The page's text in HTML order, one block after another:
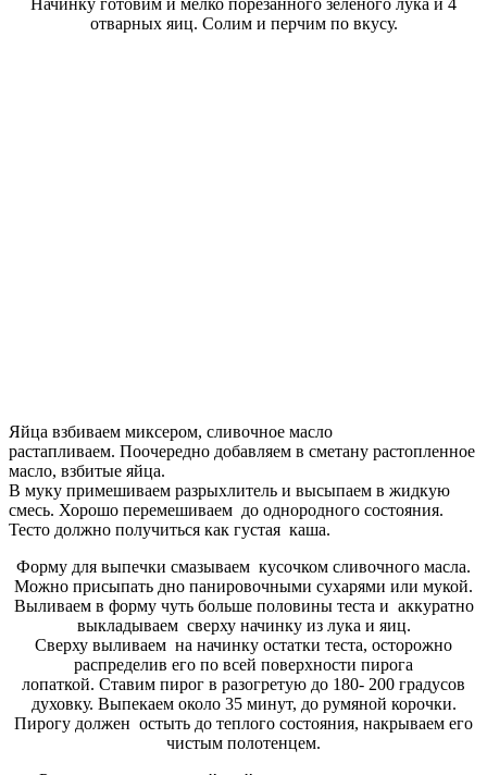
Начинку готовим и мелко порезанного зеленого лука и 4
отварных яиц. Солим и перчим по вкусу.
Яйца взбиваем миксером, сливочное масло
растапливаем. Поочередно добавляем в сметану растопленное
масло, взбитые яйца.
В муку примешиваем разрыхлитель и высыпаем в жидкую
смесь. Хорошо перемешиваем до однородного состояния.
Тесто должно получиться как густая каша.
Форму для выпечки смазываем кусочком сливочного масла.
Можно присыпать дно панировочными сухарями или мукой.
Выливаем в форму чуть больше половины теста и аккуратно
выкладываем сверху начинку из лука и яиц.
Сверху выливаем на начинку остатки теста, осторожно
распределив его по всей поверхности пирога
лопаткой. Ставим пирог в разогретую до 180- 200 градусов
духовку. Выпекаем около 35 минут, до румяной корочки.
Пирогу должен остыть до теплого состояния, накрываем его
чистым полотенцем.